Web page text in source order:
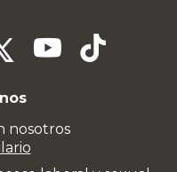
nosotros